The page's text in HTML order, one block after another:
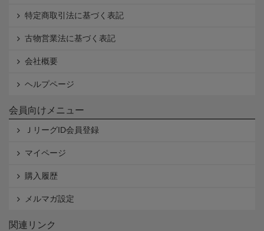
特定商取引法に基づく表記
古物営業法に基づく表記
会社概要
ヘルプページ
会員向けメニュー
ＪリーグID会員登録
マイページ
購入履歴
メルマガ設定
関連リンク